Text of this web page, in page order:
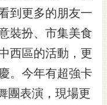
到更多的朋友一
裝扮、市集美食
西區的活動，更
。今年有超強卡
團表演，現場更